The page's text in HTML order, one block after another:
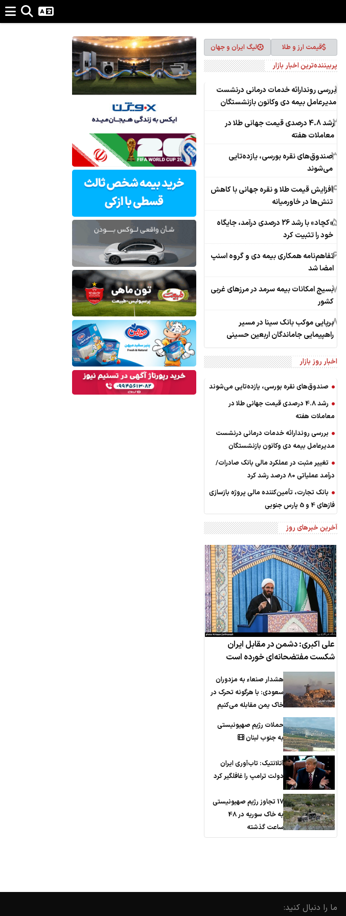
قیمت ارز و طلا لیگ ایران و جهان
پربیننده‌ترین اخبار بازار
1بررسی روندارائه خدمات درمانی درنشست
مدیرعامل بیمه دی وکانون بازنشستگان
2
رشد 4.8 درصدی قیمت جهانی طلا در
معاملات هفته
3صندوق‌های نقره بورسی، یازده‌تایی
می‌شوند
4افزایش قیمت طلا و نقره جهانی با کاهش
تنش‌ها در خاورمیانه
5
«کچاد» با رشد 26 درصدی درآمد، جایگاه
خود را تثبیت کرد
6تفاهم‌نامه همکاری بیمه دی و گروه اسنپ
امضا شد
7بسیج امکانات بیمه سرمد در مرزهای غربی
کشور
8برپایی موکب بانک سینا در مسیر
راهپیمایی جاماندگان اربعین حسینی
اخبار روز بازار
صندوق‌های نقره بورسی، یازده‌تایی می‌شوند
رشد 4.8 درصدی قیمت جهانی طلا در
معاملات هفته
بررسی روندارائه خدمات درمانی درنشست
مدیرعامل بیمه دی وکانون بازنشستگان
تغییر مثبت در عملکرد مالی بانک صادرات/
درآمد عملیاتی 80 درصد رشد کرد
بانک تجارت، تأمین‌کننده مالی پروژه بازسازی
فازهای 4 و 5 پارس جنوبی
آخرین خبرهای روز
علی اکبری: دشمن در مقابل ایران
شکست مفتضحانه‌ای خورده است
هشدار صنعاء به مزدوران
سعودی: با هرگونه تحرک در
خاک یمن مقابله می‌کنیم
حملات رژیم صهیونیستی
به جنوب لبنان
آتلانتیک: تاب‌آوری ایران
دولت ترامپ را غافلگیر کرد
17 تجاوز رژیم صهیونیستی
به خاک سوریه در 48
ساعت گذشته
ما را دنبال کنید: